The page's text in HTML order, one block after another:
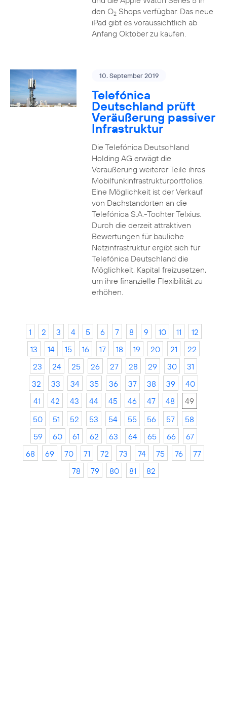
den O2Shops verfügbar. Das neue
iPad gibt es voraussichtlich ab
Anfang Oktober zu kaufen.
10. September 2019
Telefónica
Deutschland prüft
Veräußerung passiver
Infrastruktur
Die Telefónica Deutschland
Holding AG erwägt die
Veräußerung weiterer Teile ihres
Mobilfunkinfrastrukturportfolios.
Eine Möglichkeit ist der Verkauf
von Dachstandorten an die
Telefónica S.A.-Tochter Telxius.
Durch die derzeit attraktiven
Bewertungen für bauliche
Netzinfrastruktur ergibt sich für
Telefónica Deutschland die
Möglichkeit, Kapital freizusetzen,
um ihre finanzielle Flexibilität zu
erhöhen.
1 2 3 4 5 6 7 8 9 10 11
12
13
14 15 16 17 18 19 20 21
22
23
24 25 26 27 28 29 30
31
32
33 34 35 36 37 38 39
40
41
42 43 44 45 46 47 48
49
50
51 52 53 54 55 56 57
58
59
60 61 62 63 64 65 66
67
68
69 70 71 72 73 74 75 76
77
78
79 80 81 82